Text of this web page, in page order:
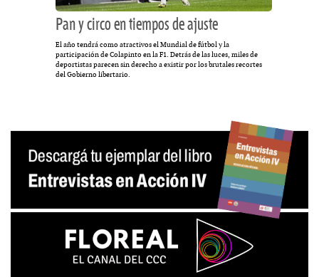
Pan y circo en tiempos de ajuste
El año tendrá como atractivos el Mundial de fútbol y la
participación de Colapinto en la F1. Detrás de las luces, miles de
deportistas parecen sin derecho a existir por los brutales recortes
del Gobierno libertario.